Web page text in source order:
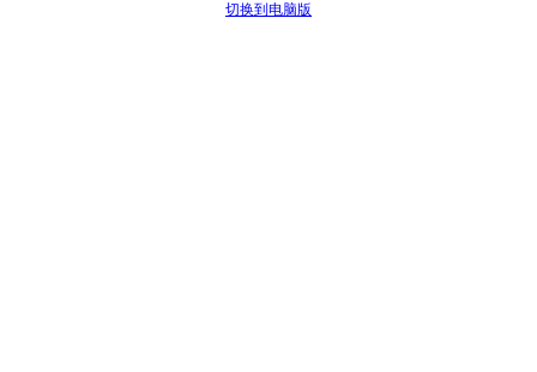
切换到电脑版